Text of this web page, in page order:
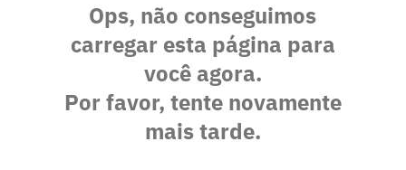
Ops, não conseguimos
carregar esta página para
você agora.
Por favor, tente novamente
mais tarde.